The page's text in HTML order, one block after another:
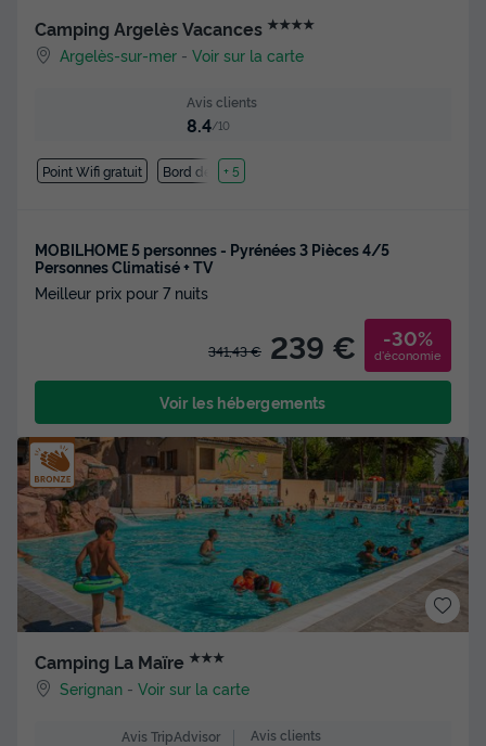
Camping Argelès Vacances ★★★★
Argelès-sur-mer -Voir sur la carte
Avis clients
8.4/10
Point Wifi gratuit Bord de mer
+ 5
MOBILHOME 5 personnes - Pyrénées 3 Pièces 4/5
Personnes Climatisé + TV
Meilleur prix pour 7 nuits
341,43 € 239 € -30%
d'économie
Voir les hébergements
Camping La Maïre ★★★
Serignan -Voir sur la carte
Avis TripAdvisor Avis clients